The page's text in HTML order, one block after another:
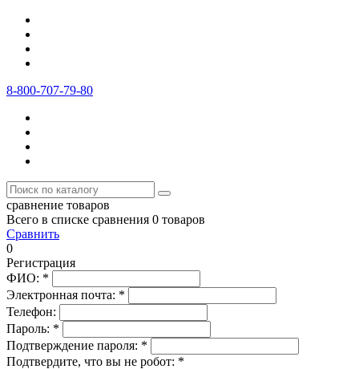
8-800-707-79-80
сравнение товаров
Всего в списке сравнения 0 товаров
Сравнить
0
Регистрация
ФИО: *
Электронная почта: *
Телефон:
Пароль: *
Подтверждение пароля: *
Подтвердите, что вы не робот: *